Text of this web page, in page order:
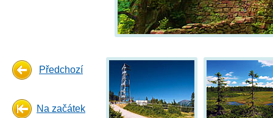
Předchozí
Na začátek